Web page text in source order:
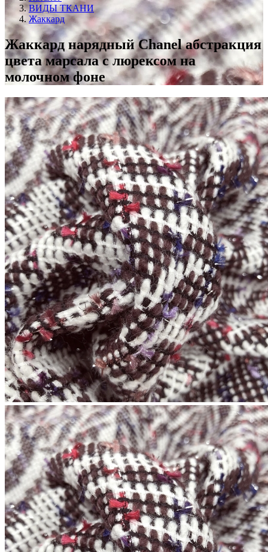
ВИДЫ ТКАНИ
Жаккард
Жаккард нарядный Chanel абстракция
цвета марсала с люрексом на
молочном фоне